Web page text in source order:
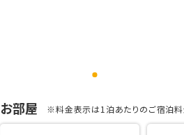
お部屋 ※料金表示は1泊あたりのご宿泊料